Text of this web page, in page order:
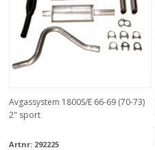
Avgassystem 1800S/E 66-69 (70-73)
2" sport
Artnr: 292225